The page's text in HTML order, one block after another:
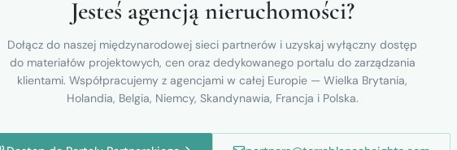
Jesteś agencją nieruchomości?
Dołącz do naszej międzynarodowej sieci partnerów i uzyskaj wyłączny dostęp
do materiałów projektowych, cen oraz dedykowanego portalu do zarządzania
klientami. Współpracujemy z agencjami w całej Europie — Wielka Brytania,
Holandia, Belgia, Niemcy, Skandynawia, Francja i Polska.